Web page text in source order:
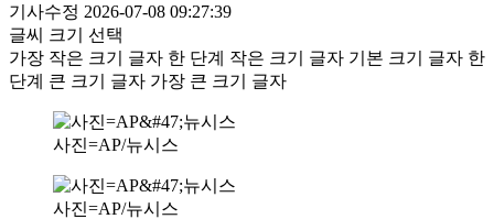
기사수정 2026-07-08 09:27:39
글씨 크기 선택
가장 작은 크기 글자 한 단계 작은 크기 글자 기본 크기 글자 한
단계 큰 크기 글자 가장 큰 크기 글자
사진=AP/뉴시스
사진=AP/뉴시스